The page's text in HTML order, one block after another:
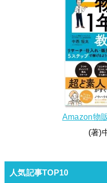
Amazon物
(著)
人気記事TOP10